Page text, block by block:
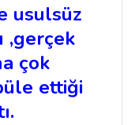
usulsüz
,gerçek
çok
ettiği